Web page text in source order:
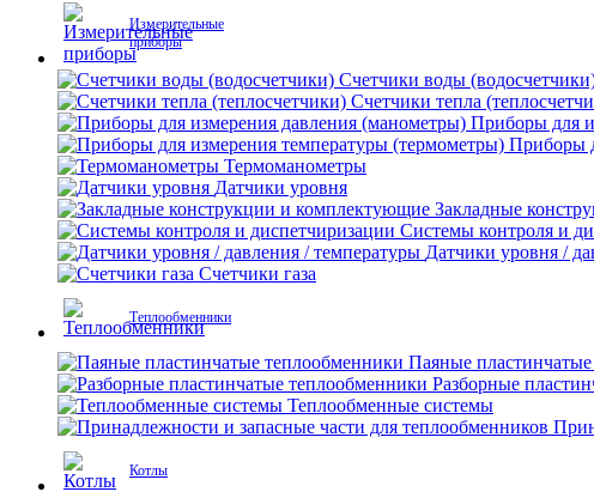
Измерительные
приборы
Счетчики воды
Счетчики тепла
Приборы для
Приборы
Термоманометры
Датчики уровня
Закладные
Системы контроля и
Датчики уровня /
Счетчики газа
Теплообменники
Паяные
Разборные
Теплообменные системы
Котлы